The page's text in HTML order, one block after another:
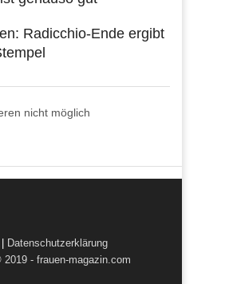
Radicchio-Ende ergibt
nicht möglich
Datenschutzerklärung
- frauen-magazin.com